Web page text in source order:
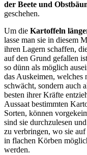
der Beete und
geschehen.
Um die Kartoffeln
lasse man sie in diesem
ihren Lagern schaffen,
auf den Grund gefallen
so dünn als möglich
das Auskeimen,
schwächt, sondern auch
besten ihrer Kräfte
Aussaat bestimmten
Sorten, können
sind sie durchzulesen
zu verbringen, wo sie
in flachen Körben
werden.